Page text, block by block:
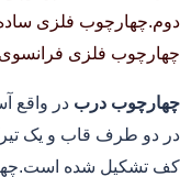
دوم.چهارچوب فلزی
چهارچوب فلزی
چهارچوب درب در واقع
در دو طرف قاب و یک
کف تشکیل شده